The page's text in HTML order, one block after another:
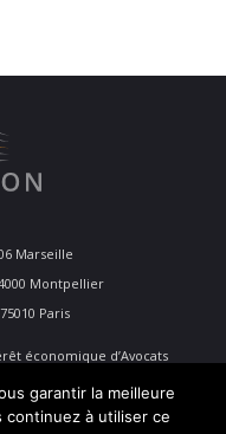
Marseille
Montpellier
Paris
économique d’Avocats
le numéro 829 522 424
Marseille
garantir la meilleure
à utiliser ce